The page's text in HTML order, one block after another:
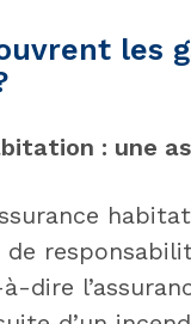
les
: une
de
dire